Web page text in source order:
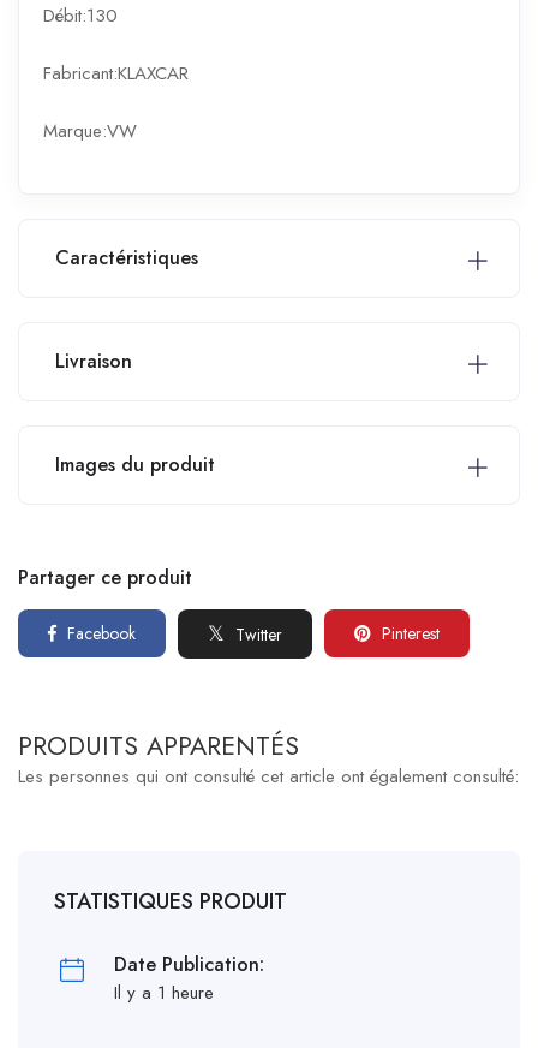
Débit:130
Fabricant:KLAXCAR
Marque:VW
Caractéristiques
Livraison
Images du produit
Partager ce produit
Facebook Twitter Pinterest
PRODUITS APPARENTÉS
Les personnes qui ont consulté cet article ont également consulté:
STATISTIQUES PRODUIT
Date Publication:
Il y a 1 heure